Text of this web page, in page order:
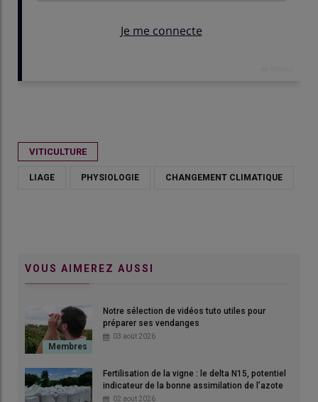
VITICULTURE
LIAGE PHYSIOLOGIE CHANGEMENT CLIMATIQUE
VOUS AIMEREZ AUSSI
Notre sélection de vidéos tuto utiles pour
préparer ses vendanges
03 août 2026
Fertilisation de la vigne : le delta N15, potentiel
indicateur de la bonne assimilation de l’azote
02 août 2026